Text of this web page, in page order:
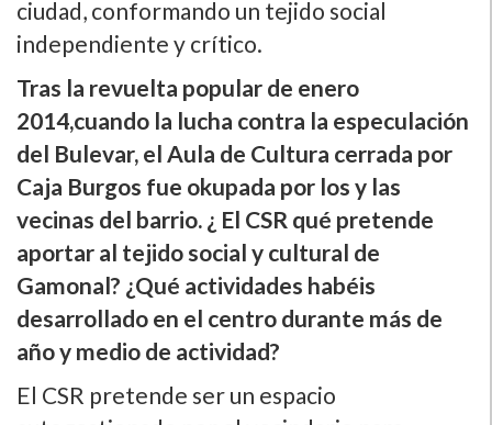
ciudad, conformando un tejido social
independiente y crí­tico.
Tras la revuelta popular de enero
2014,cuando la lucha contra la especulación
del Bulevar, el Aula de Cultura cerrada por
Caja Burgos fue okupada por los y las
vecinas del barrio. ¿ El CSR qué pretende
aportar al tejido social y cultural de
Gamonal? ¿Qué actividades habéis
desarrollado en el centro durante más de
año y medio de actividad?
El CSR pretende ser un espacio